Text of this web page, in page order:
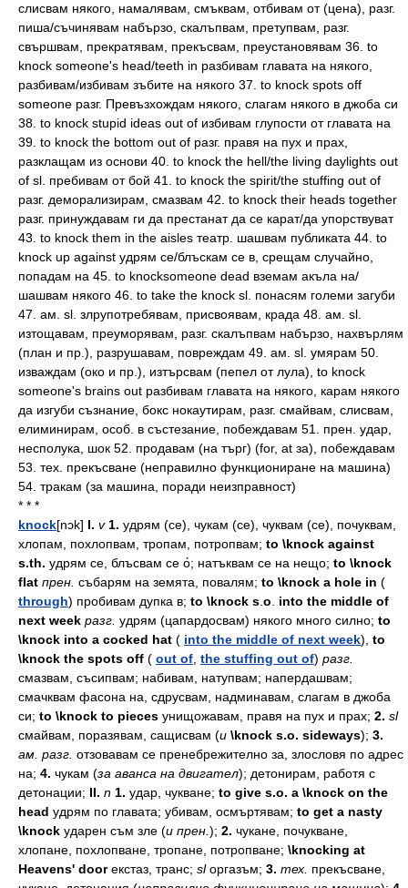
слисвам някого, намалявам, смъквам, отбивам от (цена), разг.
пиша/съчинявам набързо, скалъпвам, претупвам, разг.
свършвам, прекратявам, прекъсвам, преустановявам 36. to
knock someone's head/teeth in разбивам главата на някого,
разбивам/избивам зъбите на някого 37. to knock spots off
someone разг. Превъзхождам някого, слагам някого в джоба си
38. to knock stupid ideas out of избивам глупости от главата на
39. to knock the bottom out of разг. правя на пух и прах,
разклащам из основи 40. to knock the hell/the living daylights out
of sl. пребивам от бой 41. to knock the spirit/the stuffing out of
разг. деморализирам, смазвам 42. to knock their heads together
разг. принуждавам ги да престанат да се карат/да упорствуват
43. to knock them in the aisles театр. шашвам публиката 44. to
knock up against удрям се/блъскам се в, срещам случайно,
попадам на 45. to knocksomeone dead вземам акъла на/
шашвам някого 46. to take the knock sl. понасям големи загуби
47. ам. sl. злрупотребявам, присвоявам, крада 48. ам. sl.
изтощавам, преуморявам, разг. скалъпвам набързо, нахвърлям
(план и пр.), разрушавам, повреждам 49. ам. sl. умярам 50.
изваждам (око и пр.), изтърсвам (пепел от лула), to knock
someone's brains out разбивам главата на някого, карам някого
да изгуби съзнание, бокс нокаутирам, разг. смайвам, слисвам,
елиминирам, особ. в състезание, побеждавам 51. прен. удар,
несполука, шок 52. продавам (на търг) (for, at за), побеждавам
53. тех. прекъсване (неправилно функциониране на машина)
54. тракам (за машина, поради неизправност)
* * *
knock[nɔk] I. v 1. удрям (се), чукам (се), чуквам (се), почуквам,
хлопам, похлопвам, тропам, потропвам; to \knock against
s.th. удрям се, блъсвам се о́; натъквам се на нещо; to \knock
flat прен. събарям на земята, повалям; to \knock a hole in (
through) пробивам дупка в; to \knock s o
into the middle of
next week разг. удрям (цапардосвам) някого много силно; to
\knock into a cocked hat ( into the middle of next week), to
\knock the spots off ( out of the stuffing out of) разг.
смазвам, съсипвам; набивам, натупвам; напердашвам;
смачквам фасона на, сдрусвам, надминавам, слагам в джоба
си; to \knock to pieces унищожавам, правя на пух и прах; 2. sl
смайвам, поразявам, сащисвам (и \knock s.o. sideways); 3.
ам. разг. отзовавам се пренебрежително за, злословя по адрес
на; 4. чукам (за аванса на двигател); детонирам, работя с
детонации; II. n 1. удар, чукване; to give s.o. a \knock on the
head удрям по главата; убивам, осмъртявам; to get a nasty
\knock ударен съм зле (и прен. ); 2. чукане, почукване,
хлопане, похлопване, тропане, потропване; \knocking at
Heavens' doorекстаз, транс; sl оргазъм; 3. тех. прекъсване,